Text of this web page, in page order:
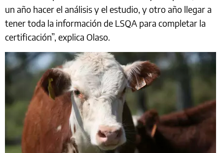
un año hacer el análisis y el estudio, y otro año llegar a
tener toda la información de LSQA para completar la
certificación”, explica Olaso.